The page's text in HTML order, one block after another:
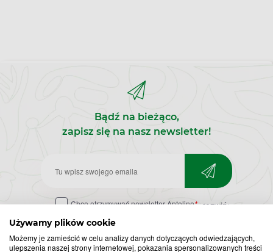
Używamy plików cookie
Możemy je zamieścić w celu analizy danych dotyczących odwiedzających,
ulepszenia naszej strony internetowej, pokazania spersonalizowanych treści
Bądź na bieżąco,
zapisz się na nasz newsletter!
Zapisz
do
newslettera
Chcę otrzymywać newsletter Apteline* rozwiń>